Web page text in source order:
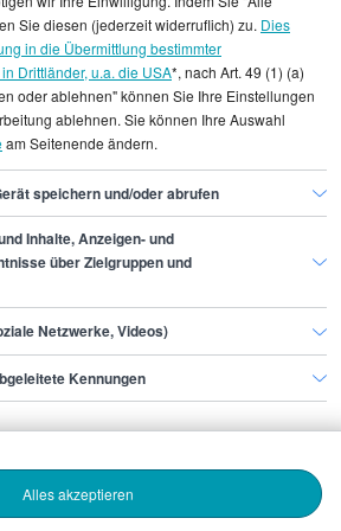
und die Angaben können nicht
zugeordnet werden.
Marketing
Digital Manager
Job,
passt.
Sie diesen (jederzeit widerruflich) zu. Dies
in die Übermittlung bestimmter
Drittländer, u.a. die USA*, nach Art. 49 (1) (a)
oder ablehnen" können Sie Ihre Einstellungen
ablehnen. Sie können Ihre Auswahl
am Seitenende ändern.
speichern und/oder abrufen
Inhalte, Anzeigen- und
über Zielgruppen und
Netzwerke, Videos)
Kennungen
Alles akzeptieren